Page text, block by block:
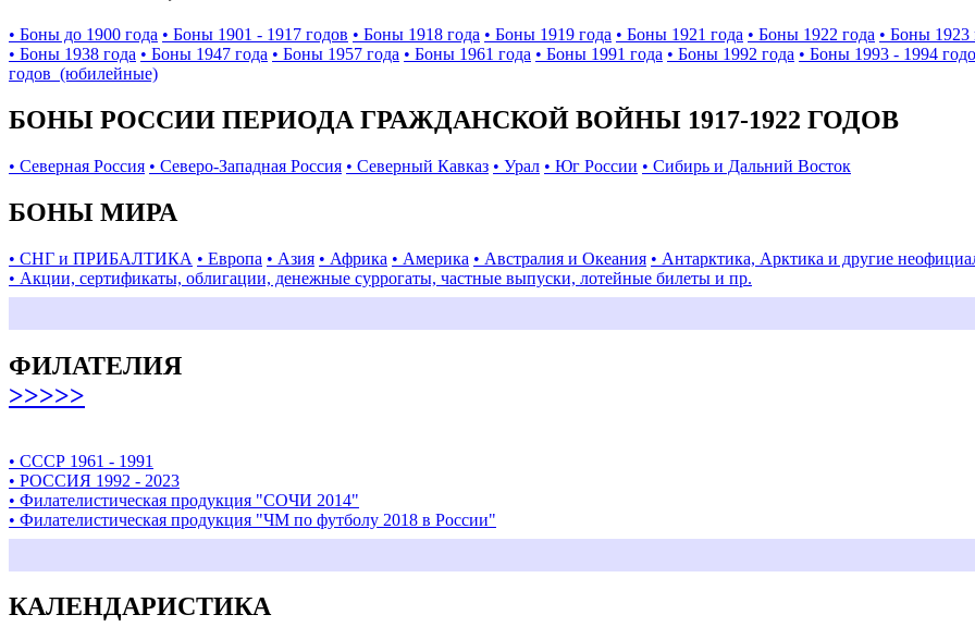
• Боны до 1900 года • Боны 1901 - 1917 годов • Боны 1918 года • Боны 1919 года • Боны 1921 года • Боны 1922 года • Боны 1923
• Боны 1938 года • Боны 1947 года • Боны 1957 года • Боны 1961 года • Боны 1991 года • Боны 1992 года • Боны 1993 - 1994
годов (юбилейные)
БОНЫ РОССИИ ПЕРИОДА ГРАЖДАНСКОЙ ВОЙНЫ 1917-1922 ГОДОВ
• Северная Россия • Северо-Западная Россия • Северный Кавказ • Урал • Юг России • Сибирь и Дальний Восток
БОНЫ МИРА
• СНГ и ПРИБАЛТИКА • Европа • Азия • Африка • Америка • Австралия и Океания • Антарктика, Арктика и другие
• Акции, сертификаты, облигации, денежные суррогаты, частные выпуски, лотейные билеты и пр.
ФИЛАТЕЛИЯ
>>>>>
• СССР 1961 - 1991
• РОССИЯ 1992 - 2023
• Филателистическая продукция "СОЧИ 2014"
• Филателистическая продукция "ЧМ по футболу 2018 в России"
КАЛЕНДАРИСТИКА